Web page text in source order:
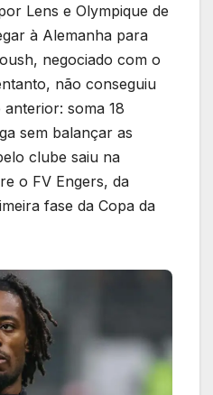
Lens e Olympique de
à Alemanha para
negociado com o
não conseguiu
soma 18
sem balançar as
clube saiu na
o FV Engers, da
fase da Copa da